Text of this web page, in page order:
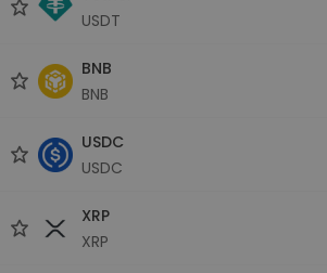
USDT
BNB
BNB
USDC
USDC
XRP
XRP